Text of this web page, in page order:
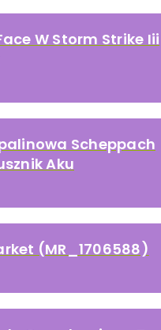
W Storm Strike Iii
Scheppach
Aku
(MR_1706588)